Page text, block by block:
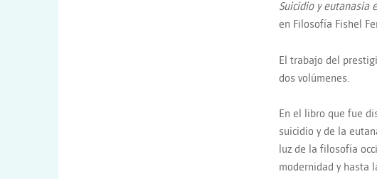
Suicidio y eutanasia
en Filosofía Fishel
El trabajo del
dos volúmenes.
En el libro que fue
suicidio y de la
luz de la filosofía
modernidad y hasta